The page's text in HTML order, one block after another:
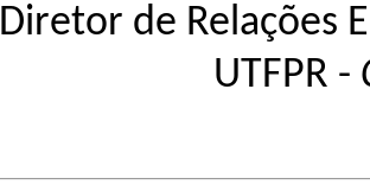
Diretor de Relações
UTFPR -